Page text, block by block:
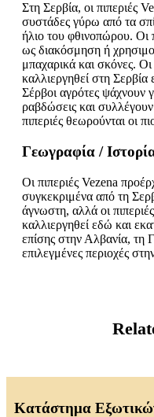
Στη Σερβία, οι πιπεριές
συστάδες γύρω από τα
ήλιο του φθινοπώρου. Οι
ως διακόσμηση ή
μπαχαρικά και σκόνες. Οι
καλλιεργηθεί στη Σερβία
Σέρβοι αγρότες ψάχνουν
ραβδώσεις και
πιπεριές θεωρούνται οι
Γεωγραφία /
Οι πιπεριές Vezena
συγκεκριμένα από τη
άγνωστη, αλλά οι
καλλιεργηθεί εδώ και
επίσης στην Αλβανία, τη
επιλεγμένες περιοχές
Κατάστημα